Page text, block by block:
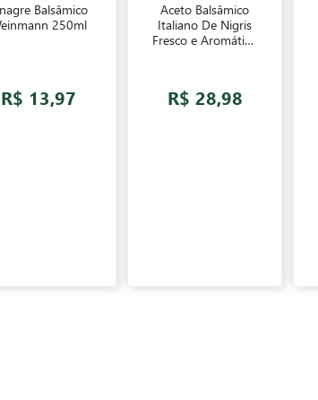
Balsâmico
250ml
R$ 13,97
Aceto Balsâmico
Italiano De Nigris
Fresco e Aromático
R$ 28,98